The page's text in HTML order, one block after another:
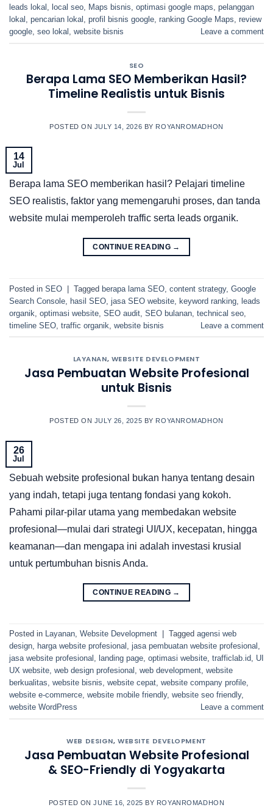
leads lokal
local seo Maps bisnis optimasi google maps pelanggan
lokal
pencarian lokal profil bisnis google ranking Google Maps review
google seo lokal website bisnis Leave a comment
SEO
Berapa Lama SEO Memberikan Hasil?
Timeline Realistis untuk Bisnis
POSTED ON JULY 14, 2026 BY ROYANROMADHON
14
Jul
Berapa lama SEO memberikan hasil? Pelajari timeline
SEO realistis, faktor yang memengaruhi proses, dan tanda
website mulai memperoleh traffic serta leads organik.
CONTINUE READING →
Posted in SEO | Tagged berapa lama SEO content strategy, Google
Search Console hasil SEO jasa SEO website keyword ranking leads
organik optimasi website SEO audit SEO bulanan technical seo
timeline SEO traffic organik website bisnis Leave a comment
LAYANAN, WEBSITE DEVELOPMENT
Jasa Pembuatan Website Profesional
untuk Bisnis
POSTED ON JULY 26, 2025 BY ROYANROMADHON
26
Jul
Sebuah website profesional bukan hanya tentang desain
yang indah, tetapi juga tentang fondasi yang kokoh.
Pahami pilar-pilar utama yang membedakan website
profesional—mulai dari strategi UI/UX, kecepatan, hingga
keamanan—dan mengapa ini adalah investasi krusial
untuk pertumbuhan bisnis Anda.
CONTINUE READING →
Posted in Layanan, Website Development Tagged agensi web
design, harga website profesional , jasa pembuatan website profesional ,
jasa website profesional , landing page, optimasi website, trafficlab.id, UI
UX website, web design profesional , web development, website
berkualitas, website bisnis, website cepat, website company profile,
website e-commerce, website mobile friendly, website seo friendly,
website WordPress
Leave a comment
WEB DESIGN,WEBSITE DEVELOPMENT
Jasa Pembuatan Website Profesional
& SEO-Friendly di Yogyakarta
POSTED ONJUNE 16, 2025 BY ROYANROMADHON